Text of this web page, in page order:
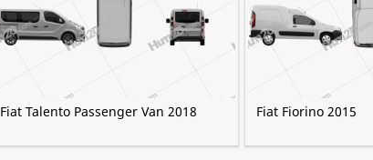
Fiat Talento Passenger Van 2018 Fiat Fiorino 2015